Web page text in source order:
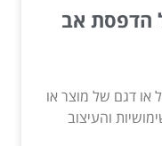
הדפסת אב
או דגם של מוצר או
והעיצוב